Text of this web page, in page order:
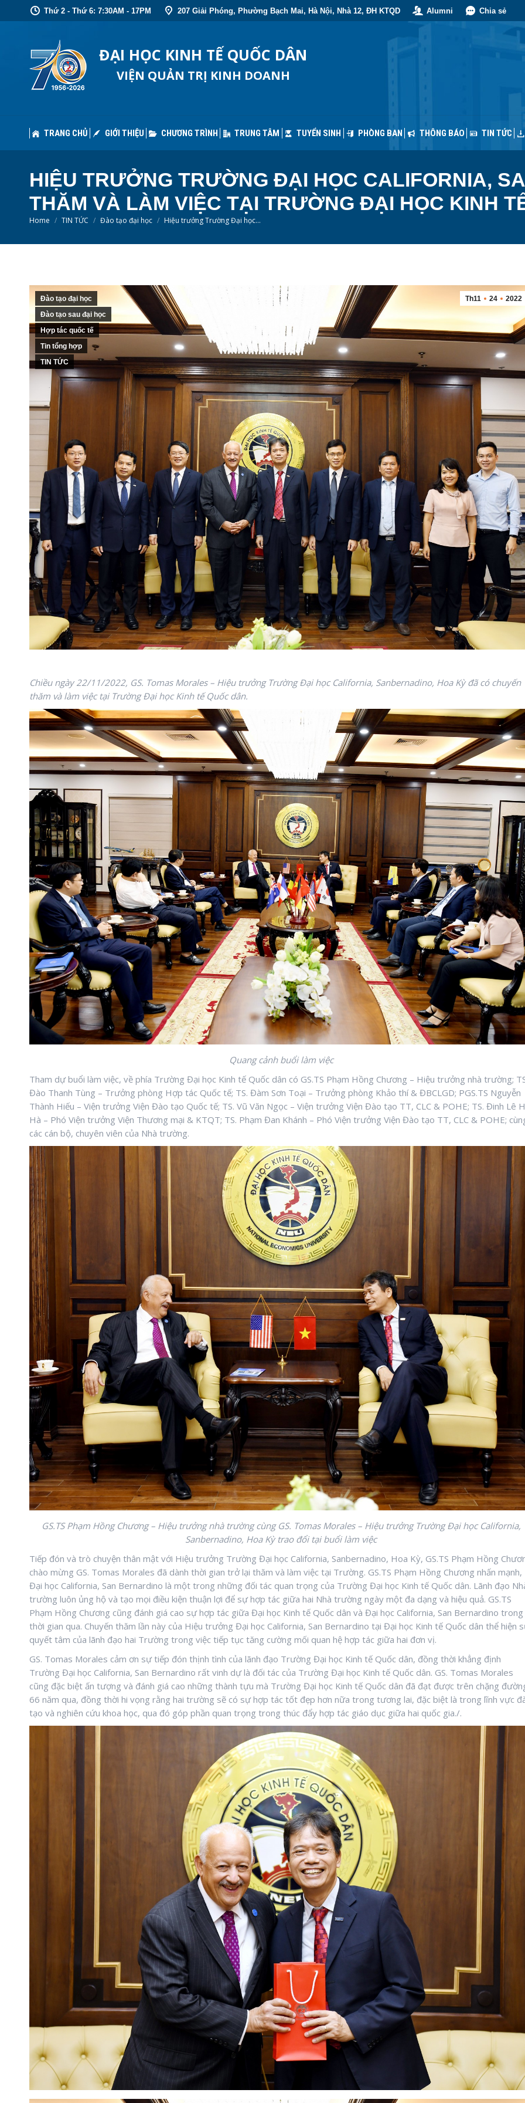
Thứ 2 - Thứ 6: 7:30AM - 17PM 207 Giải Phóng, Phường Bạch Mai, Hà Nội, Nhà 12, ĐH KTQD Alumni Chia sẻ
ĐẠI HỌC KINH TẾ QUỐC DÂN
VIỆN QUẢN TRỊ KINH DOANH
TRANG CHỦ GIỚI THIỆU CHƯƠNG TRÌNH TRUNG TÂM TUYỂN SINH PHÒNG BAN THÔNG BÁO TIN TỨC
HIỆU TRƯỞNG TRƯỜNG ĐẠI HỌC CALIFORNIA,
THĂM VÀ LÀM VIỆC TẠI TRƯỜNG ĐẠI HỌC KINH
You are here:
Home TIN TỨC Đào tạo đại học Hiệu trưởng Trường Đại học…
Th11 24 2022
Đào tạo đại học
Đào tạo sau đại học
Hợp tác quốc tế
Tin tổng hợp
TIN TỨC
Chiều ngày 22/11/2022, GS. Tomas Morales – Hiệu trưởng Trường Đại học California, Sanbernadino, Hoa Kỳ đã có chuyến
thăm và làm việc tại Trường Đại học Kinh tế Quốc dân.
Quang cảnh buổi làm việc
Tham dự buổi làm việc, về phía Trường Đại học Kinh tế Quốc dân có GS.TS Phạm Hồng Chương – Hiệu trưởng nhà trường;
Đào Thanh Tùng – Trưởng phòng Hợp tác Quốc tế; TS. Đàm Sơn Toại – Trưởng phòng Khảo thí & ĐBCLGD; PGS.TS Nguyễn
Thành Hiếu – Viện trưởng Viện Đào tạo Quốc tế; TS. Vũ Văn Ngọc – Viện trưởng Viện Đào tạo TT, CLC & POHE; TS. Đinh Lê
Hà – Phó Viện trưởng Viện Thương mại & KTQT; TS. Phạm Đan Khánh – Phó Viện trưởng Viện Đào tạo TT, CLC & POHE;
các cán bộ, chuyên viên của Nhà trường.
GS.TS Phạm Hồng Chương – Hiệu trưởng nhà trường cùng GS. Tomas Morales – Hiệu trưởng Trường Đại học California,
Sanbernadino, Hoa Kỳ trao đổi tại buổi làm việc
Tiếp đón và trò chuyện thân mật với Hiệu trưởng Trường Đại học California, Sanbernadino, Hoa Kỳ, GS.TS Phạm Hồng
chào mừng GS. Tomas Morales đã dành thời gian trở lại thăm và làm việc tại Trường. GS.TS Phạm Hồng Chương nhấn mạnh,
Đại học California, San Bernardino là một trong những đối tác quan trọng của Trường Đại học Kinh tế Quốc dân. Lãnh đạo
trường luôn ủng hộ và tạo mọi điều kiện thuận lợi để sự hợp tác giữa hai Nhà trường ngày một đa dạng và hiệu quả. GS.TS
Phạm Hồng Chương cũng đánh giá cao sự hợp tác giữa Đại học Kinh tế Quốc dân và Đại học California, San Bernardino trong
thời gian qua. Chuyến thăm lần này của Hiệu trưởng Đại học California, San Bernardino tại Đại học Kinh tế Quốc dân thể hiện
quyết tâm của lãnh đạo hai Trường trong việc tiếp tục tăng cường mối quan hệ hợp tác giữa hai đơn vị.
GS. Tomas Morales cảm ơn sự tiếp đón thịnh tình của lãnh đạo Trường Đại học Kinh tế Quốc dân, đồng thời khẳng định
Trường Đại học California, San Bernardino rất vinh dự là đối tác của Trường Đại học Kinh tế Quốc dân. GS. Tomas Morales
cũng đặc biệt ấn tượng và đánh giá cao những thành tựu mà Trường Đại học Kinh tế Quốc dân đã đạt được trên chặng
66 năm qua, đồng thời hi vọng rằng hai trường sẽ có sự hợp tác tốt đẹp hơn nữa trong tương lai, đặc biệt là trong lĩnh vực
tạo và nghiên cứu khoa học, qua đó góp phần quan trọng trong thúc đẩy hợp tác giáo dục giữa hai quốc gia./.
CHƯƠNG TRÌNH TRUNG TÂM TUYỂN SINH PHÒNG BAN THÔNG BÁO